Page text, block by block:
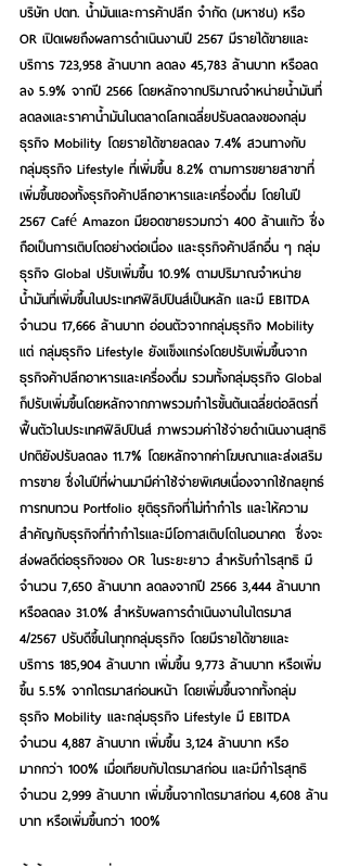
บริษัท ปตท. น้ำมันและการค้าปลีก จำกัด (มหาชน) หรือ
OR เปิดเผยถึงผลการดำเนินงานปี 2567 มีรายได้ขายและ
บริการ 723,958 ล้านบาท ลดลง 45,783 ล้านบาท หรือลด
ลง 5.9% จากปี 2566 โดยหลักจากปริมาณจำหน่ายน้ำมันที่
ลดลงและราคาน้ำมันในตลาดโลกเฉลี่ยปรับลดลงของกลุ่ม
ธุรกิจ Mobility โดยรายได้ขายลดลง 7.4% สวนทางกับ
กลุ่มธุรกิจ Lifestyle ที่เพิ่มขึ้น 8.2% ตามการขยายสาขาที่
เพิ่มขึ้นของทั้งธุรกิจค้าปลีกอาหารและเครื่องดื่ม โดยในปี
2567 Café Amazon มียอดขายรวมกว่า 400 ล้านแก้ว ซึ่ง
ถือเป็นการเติบโตอย่างต่อเนื่อง และธุรกิจค้าปลีกอื่น ๆ กลุ่ม
ธุรกิจ Global ปรับเพิ่มขึ้น 10.9% ตามปริมาณจำหน่าย
น้ำมันที่เพิ่มขึ้นในประเทศฟิลิปปินส์เป็นหลัก และมี EBITDA
จำนวน 17,666 ล้านบาท อ่อนตัวจากกลุ่มธุรกิจ Mobility
แต่ กลุ่มธุรกิจ Lifestyle ยังแข็งแกร่งโดยปรับเพิ่มขึ้นจาก
ธุรกิจค้าปลีกอาหารและเครื่องดื่ม รวมทั้งกลุ่มธุรกิจ Global
ก็ปรับเพิ่มขึ้นโดยหลักจากภาพรวมกำไรขั้นต้นเฉลี่ยต่อลิตรที่
ฟื้นตัวในประเทศฟิลิปปินส์ ภาพรวมค่าใช้จ่ายดำเนินงานสุทธิ
ปกติยังปรับลดลง 11.7% โดยหลักจากค่าโฆษณาและส่งเสริม
การขาย ซึ่งในปีที่ผ่านมามีค่าใช้จ่ายพิเศษเนื่องจากใช้กลยุทธ์
การทบทวน Portfolio ยุติธุรกิจที่ไม่ทำกำไร และให้ความ
สำคัญกับธุรกิจที่ทำกำไรและมีโอกาสเติบโตในอนาคต  ซึ่งจะ
ส่งผลดีต่อธุรกิจของ OR ในระยะยาว สำหรับกำไรสุทธิ มี
จำนวน 7,650 ล้านบาท ลดลงจากปี 2566 3,444 ล้านบาท
หรือลดลง 31.0% สำหรับผลการดำเนินงานในไตรมาส
4/2567 ปรับดีขึ้นในทุกกลุ่มธุรกิจ โดยมีรายได้ขายและ
บริการ 185,904 ล้านบาท เพิ่มขึ้น 9,773 ล้านบาท หรือเพิ่ม
ขึ้น 5.5% จากไตรมาสก่อนหน้า โดยเพิ่มขึ้นจากทั้งกลุ่ม
ธุรกิจ Mobility และกลุ่มธุรกิจ Lifestyle มี EBITDA
จำนวน 4,887 ล้านบาท เพิ่มขึ้น 3,124 ล้านบาท หรือ
มากกว่า 100% เมื่อเทียบกับไตรมาสก่อน และมีกำไรสุทธิ
จำนวน 2,999 ล้านบาท เพิ่มขึ้นจากไตรมาสก่อน 4,608 ล้าน
บาท หรือเพิ่มขึ้นกว่า 100%